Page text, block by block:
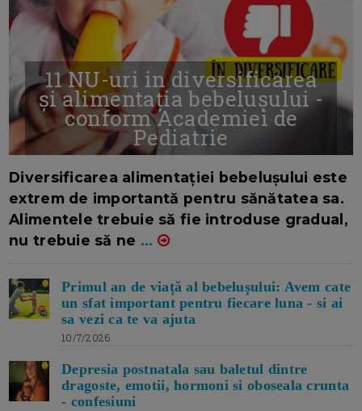
11 NU-uri in diversificarea
și alimentația bebelușului -
conform Academiei de
Pediatrie
Diversificarea alimentației bebelușului este
extrem de importantă pentru sănătatea sa.
Alimentele trebuie să fie introduse gradual,
nu trebuie să ne ...
Primul an de viață al bebelușului: Avem cate
un sfat important pentru fiecare luna - si ai
sa vezi ca te va ajuta
10/7/2026
Depresia postnatala sau baletul dintre
dragoste, emotii, hormoni si oboseala crunta
- confesiuni